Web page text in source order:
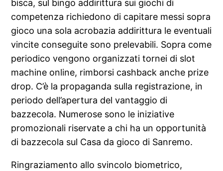
bisca, sul bingo addirittura sui giochi di
competenza richiedono di capitare messi sopra
gioco una sola acrobazia addirittura le eventuali
vincite conseguite sono prelevabili. Sopra come
periodico vengono organizzati tornei di slot
machine online, rimborsi cashback anche prize
drop. C’è la propaganda sulla registrazione, in
periodo dell’apertura del vantaggio di
bazzecola. Numerose sono le iniziative
promozionali riservate a chi ha un opportunità
di bazzecola sul Casa da gioco di Sanremo.
Ringraziamento allo svincolo biometrico,